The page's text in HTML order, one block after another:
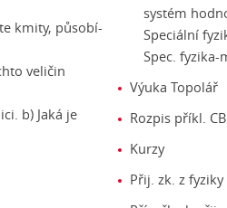
kmity, působí-
veličin
b) Jaká je
systém
Speciální
Spec. fyzika-
Výuka Topolář
Rozpis příkl.
Kurzy
Přij. zk. z fyziky